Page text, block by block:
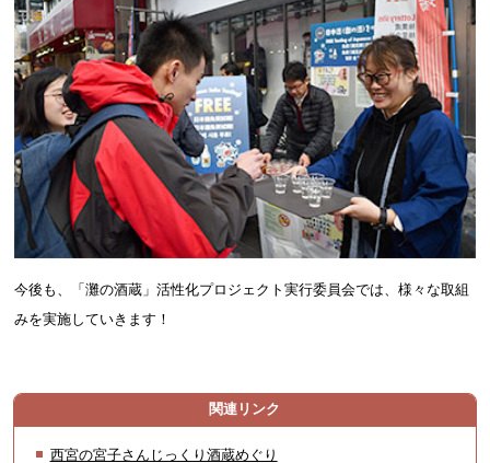
今後も、「灘の酒蔵」活性化プロジェクト実行委員会では、様々な取組
みを実施していきます！
関連リンク
西宮の宮子さんじっくり酒蔵めぐり